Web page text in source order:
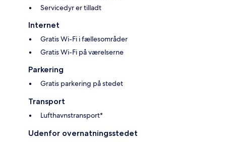
Servicedyr er tilladt
Internet
Gratis Wi-Fi i fællesområder
Gratis Wi-Fi på værelserne
Parkering
Gratis parkering på stedet
Transport
Lufthavnstransport*
Udenfor overnatningsstedet